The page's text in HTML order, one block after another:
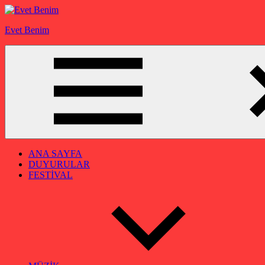
İçeriğe
Evet Benim
ANA SAYFA
DUYURULAR
FESTİVAL